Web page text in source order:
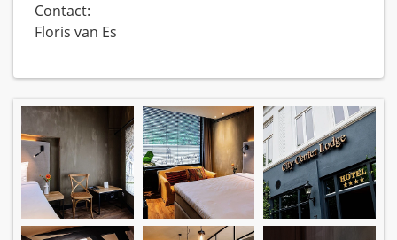
Contact:
Floris van Es